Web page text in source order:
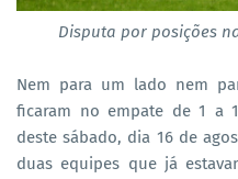
Disputa por posições
Nem para um lado nem
ficaram no empate de 1 a
deste sábado, dia 16 de
duas equipes que já